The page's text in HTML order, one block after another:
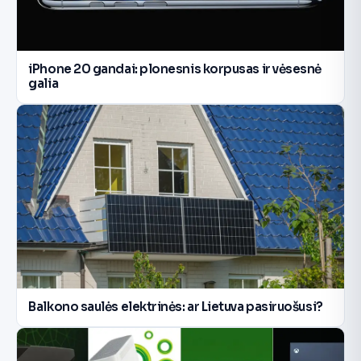
iPhone 20 gandai: plonesnis korpusas ir vėsesnė
galia
Balkono saulės elektrinės: ar Lietuva pasiruošusi?